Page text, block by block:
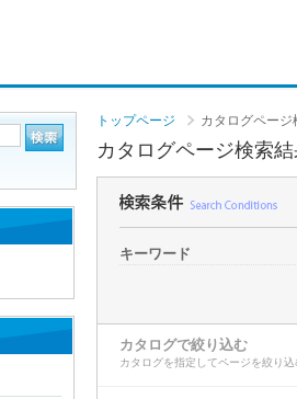
トップページ カタログページ
カタログページ検索
キーワード
カタログで絞り込む
カタログを指定してページを絞り